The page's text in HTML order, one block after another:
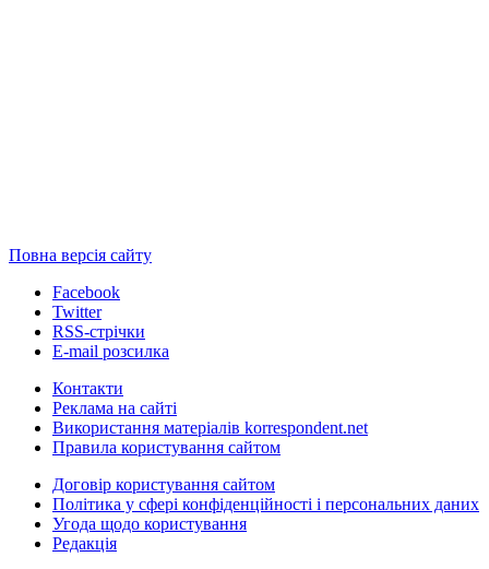
Повна версія сайту
Facebook
Twitter
RSS-стрічки
E-mail розсилка
Контакти
Реклама на сайті
Використання матеріалів korrespondent.net
Правила користування сайтом
Договір користування сайтом
Політика у сфері конфіденційності і персональних даних
Угода щодо користування
Редакція